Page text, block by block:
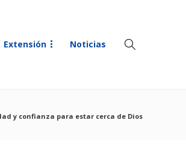
Extensión Noticias
y confianza para estar cerca de Dios